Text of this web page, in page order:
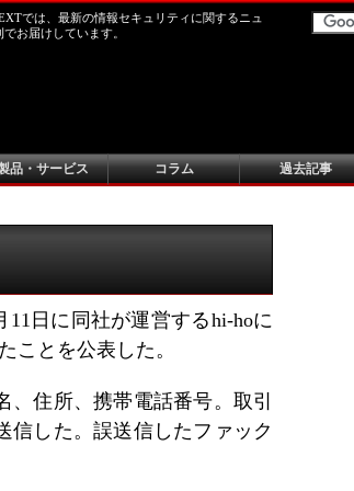
では、最新の情報セキュリティに関するニュ
お届けしています。
品・サービス コラム 過去記事
日に同社が運営するhi-hoに
ことを公表した。
住所、携帯電話番号。取引
信した。誤送信したファック